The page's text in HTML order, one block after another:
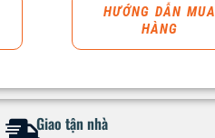
HƯỚNG DẪN MUA
HÀNG
Giao tận nhà